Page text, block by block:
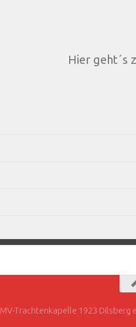
Hier geht´s
MV-Trachtenkapelle 1923 Dilsberg